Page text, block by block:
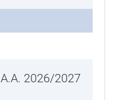
A.A. 2026/2027